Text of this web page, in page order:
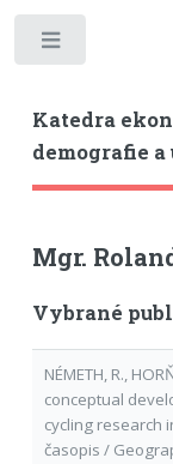
Katedra
demografie
Mgr.
Vybrané
NÉMETH, R.,
conceptual
cycling research
časopis /